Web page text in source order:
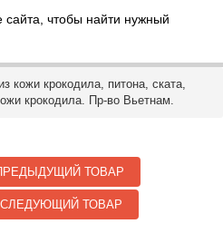
сайта, чтобы найти нужный
кожи крокодила, питона, ската,
крокодила. Пр-во Вьетнам.
ТОВАР
ТОВАР